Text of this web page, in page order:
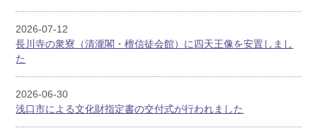
2026-07-12
長川寺の衆寮（清瀧閣・檀信徒会館）に四天王像を安置しまし
た
2026-06-30
浅口市による文化財指定書の交付式が行われました